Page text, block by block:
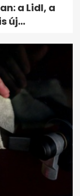
a Lidl, a
új...